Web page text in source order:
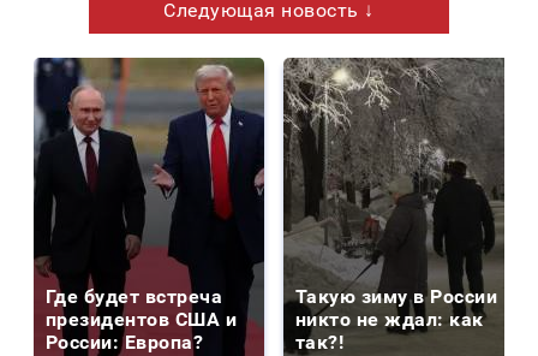
Следующая новость ↓
Где будет встреча
президентов США и
России: Европа?
Такую зиму в России
никто не ждал: как
так?!